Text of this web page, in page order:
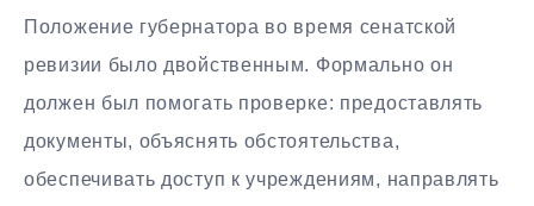
Положение губернатора во время сенатской
ревизии было двойственным. Формально он
должен был помогать проверке: предоставлять
документы, объяснять обстоятельства,
обеспечивать доступ к учреждениям, направлять